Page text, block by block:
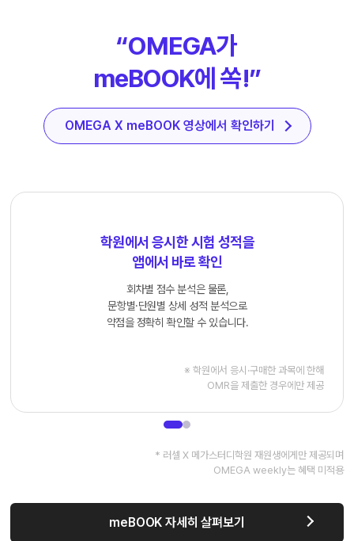
“OMEGA가
meBOOK에 쏙!”
OMEGA X meBOOK 영상에서 확인하기
학원에서 응시한 시험 성적을
앱에서 바로 확인
회차별 점수 분석은 물론,
문항별·단원별 상세 성적 분석으로
약점을 정확히 확인할 수 있습니다.
※ 학원에서 응시·구매한 과목에 한해
OMR을 제출한 경우에만 제공
* 러셀 X 메가스터디학원 재원생에게만 제공되며
OMEGA weekly는 혜택 미적용
meBOOK 자세히 살펴보기